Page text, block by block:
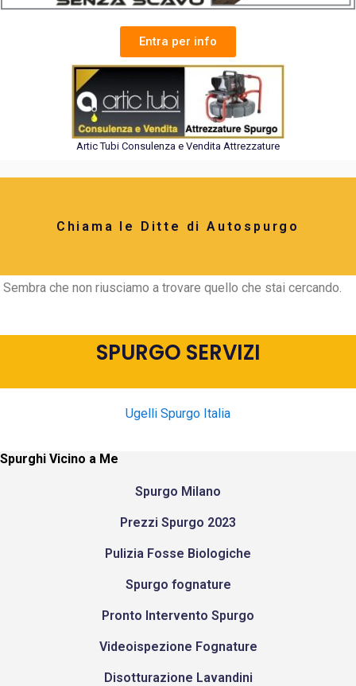
Entra per info
Artic Tubi Consulenza e Vendita Attrezzature
Chiama le Ditte di Autospurgo
Sembra che non riusciamo a trovare quello che stai cercando.
SPURGO SERVIZI
Ugelli Spurgo Italia
Spurghi Vicino a Me
Spurgo Milano
Prezzi Spurgo 2023
Pulizia Fosse Biologiche
Spurgo fognature
Pronto Intervento Spurgo
Videoispezione Fognature
Disotturazione Lavandini